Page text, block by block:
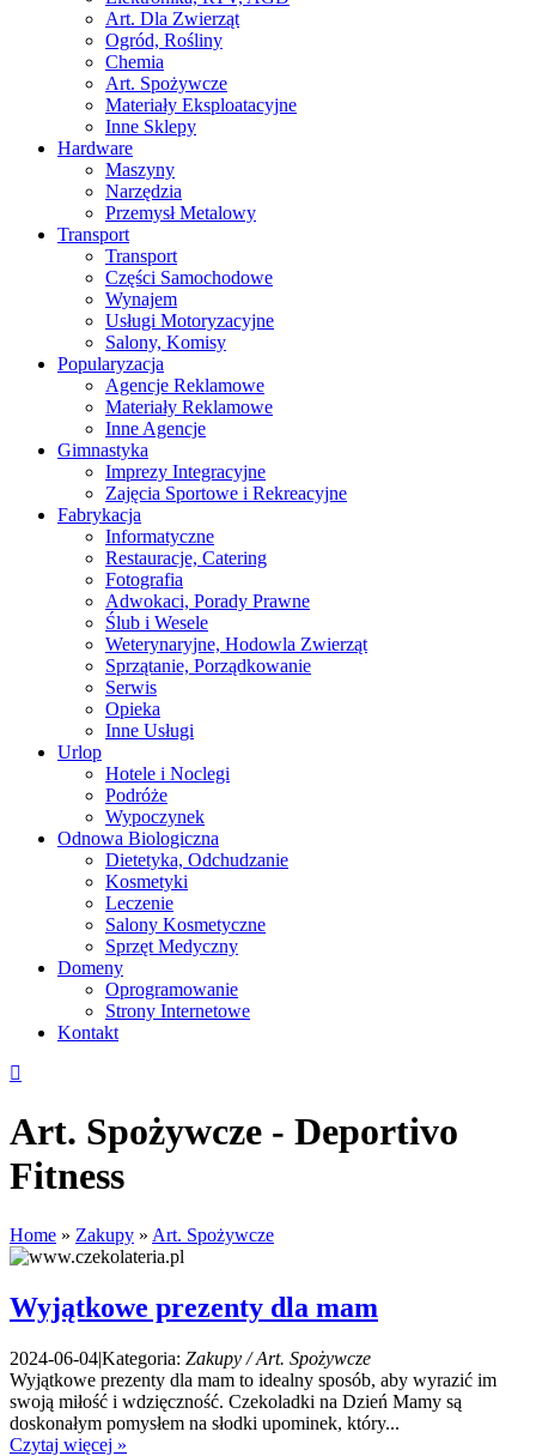
Art. Dla Zwierząt
Ogród, Rośliny
Chemia
Art. Spożywcze
Materiały Eksploatacyjne
Inne Sklepy
Hardware
Maszyny
Narzędzia
Przemysł Metalowy
Transport
Transport
Części Samochodowe
Wynajem
Usługi Motoryzacyjne
Salony, Komisy
Popularyzacja
Agencje Reklamowe
Materiały Reklamowe
Inne Agencje
Gimnastyka
Imprezy Integracyjne
Zajęcia Sportowe i Rekreacyjne
Fabrykacja
Informatyczne
Restauracje, Catering
Fotografia
Adwokaci, Porady Prawne
Ślub i Wesele
Weterynaryjne, Hodowla Zwierząt
Sprzątanie, Porządkowanie
Serwis
Opieka
Inne Usługi
Urlop
Hotele i Noclegi
Podróże
Wypoczynek
Odnowa Biologiczna
Dietetyka, Odchudzanie
Kosmetyki
Leczenie
Salony Kosmetyczne
Sprzęt Medyczny
Domeny
Oprogramowanie
Strony Internetowe
Kontakt
Art. Spożywcze - Deportivo
Fitness
Home » Zakupy » Art. Spożywcze
Wyjątkowe prezenty dla mam
2024-06-04|Kategoria: Zakupy / Art. Spożywcze
Wyjątkowe prezenty dla mam to idealny sposób, aby wyrazić im
swoją miłość i wdzięczność. Czekoladki na Dzień Mamy są
doskonałym pomysłem na słodki upominek, który...
Czytaj więcej »